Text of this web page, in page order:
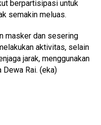
berpartisipasi untuk
semakin meluas.
masker dan sesering
aktivitas, selain
jarak, menggunakan
Dewa Rai. (eka)